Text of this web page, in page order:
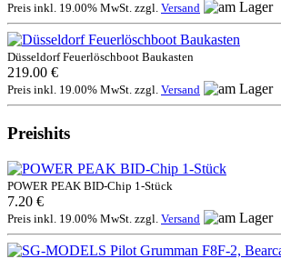
Preis inkl. 19.00% MwSt. zzgl. Versand
Düsseldorf Feuerlöschboot Baukasten
219.00 €
Preis inkl. 19.00% MwSt. zzgl. Versand
Preishits
POWER PEAK BID-Chip 1-Stück
7.20 €
Preis inkl. 19.00% MwSt. zzgl. Versand